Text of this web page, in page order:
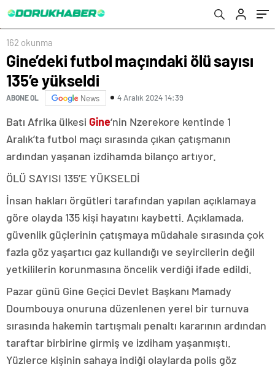
162 okunma
Gine’deki futbol maçındaki ölü sayısı
135’e yükseldi
ABONE OL News 4 Aralık 2024 14:39
Batı Afrika ülkesi Gine‘nin Nzerekore kentinde 1
Aralık’ta futbol maçı sırasında çıkan çatışmanın
ardından yaşanan izdihamda bilanço artıyor.
ÖLÜ SAYISI 135’E YÜKSELDİ
İnsan hakları örgütleri tarafından yapılan açıklamaya
göre olayda 135 kişi hayatını kaybetti. Açıklamada,
güvenlik güçlerinin çatışmaya müdahale sırasında çok
fazla göz yaşartıcı gaz kullandığı ve seyircilerin değil
yetkililerin korunmasına öncelik verdiği ifade edildi.
Pazar günü Gine Geçici Devlet Başkanı Mamady
Doumbouya onuruna düzenlenen yerel bir turnuva
sırasında hakemin tartışmalı penaltı kararının ardından
taraftar birbirine girmiş ve izdiham yaşanmıştı.
Yüzlerce kişinin sahaya indiği olaylarda polis göz